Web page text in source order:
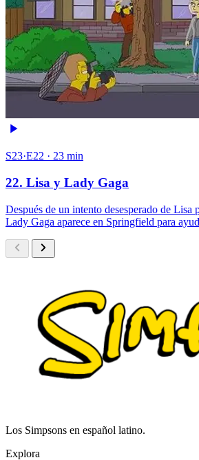
S23·E22 · 23 min
22. Lisa y Lady Gaga
Después de un intento desesperado de Lisa
Lady Gaga aparece en Springfield para
Los Simpsons en español latino.
Explora